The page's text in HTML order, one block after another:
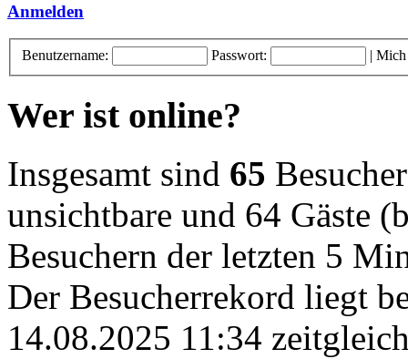
Anmelden
Benutzername: Passwort: | Mich
Wer ist online?
Insgesamt sind 65
unsichtbare und 64 Gäste
Besuchern der letzten 5
Der Besucherrekord liegt
14.08.2025 11:34